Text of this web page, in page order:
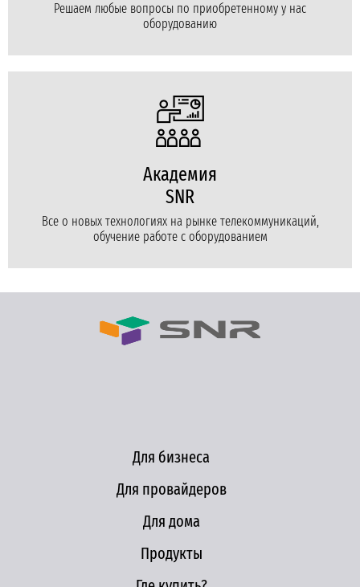
Решаем любые вопросы по приобретенному у нас
оборудованию
Академия
SNR
Все о новых технологиях на рынке телекоммуникаций,
обучение работе с оборудованием
Для бизнеса
Для провайдеров
Для дома
Продукты